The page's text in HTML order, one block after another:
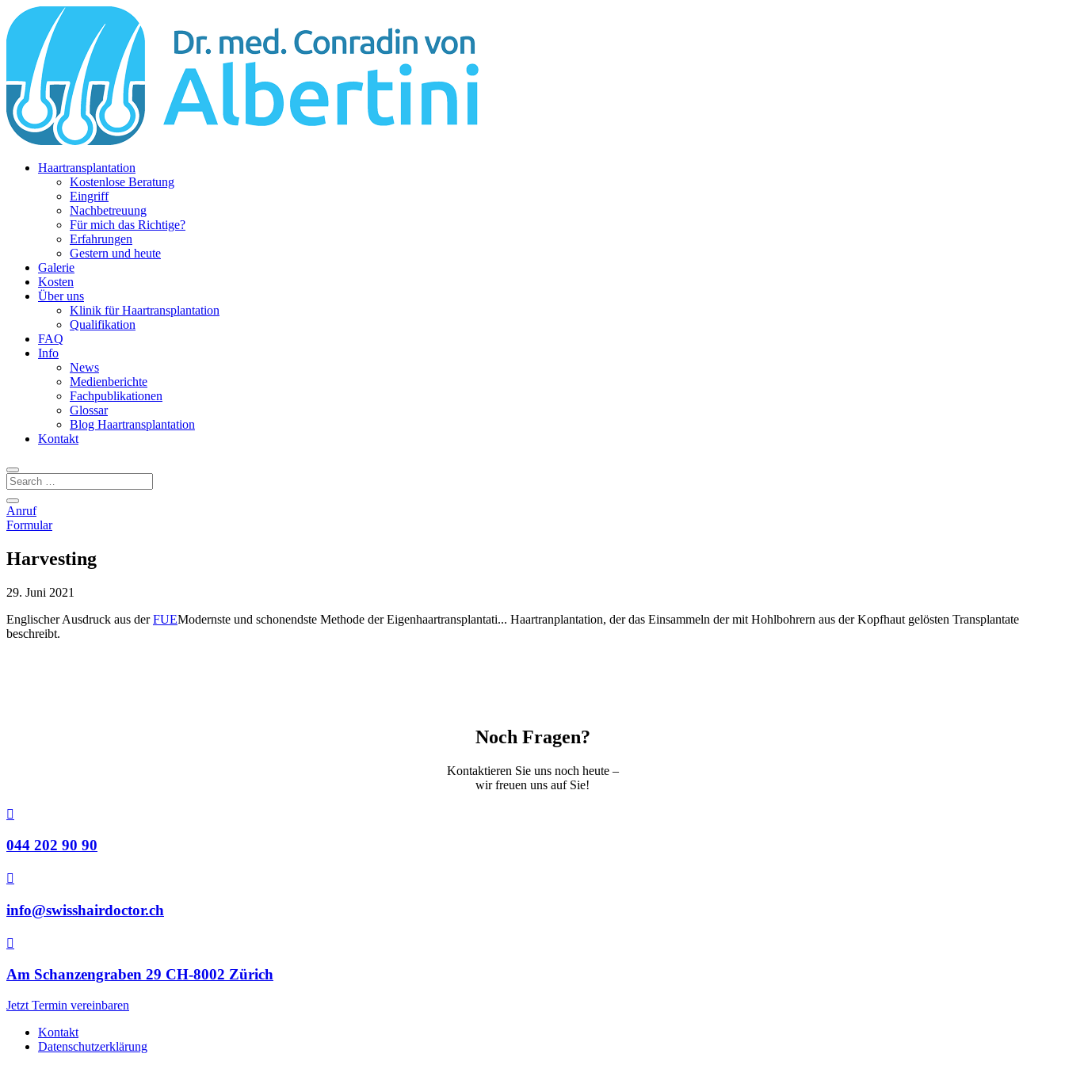
Haartransplantation
Kostenlose Beratung
Eingriff
Nachbetreuung
Für mich das Richtige?
Erfahrungen
Gestern und heute
Galerie
Kosten
Über uns
Klinik für Haartransplantation
Qualifikation
FAQ
Info
News
Medienberichte
Fachpublikationen
Glossar
Blog Haartransplantation
Kontakt
Anruf
Formular
Harvesting
29. Juni 2021
Englischer Ausdruck aus derFUEModernste und schonendste Methode der Eigenhaartransplantati... Haartranplantation, der das Einsammeln der mit Hohlbohrern aus der Kopfhaut gelösten Transplantate
beschreibt.
Noch Fragen?
Kontaktieren Sie uns noch heute –
wir freuen uns auf Sie!

044 202 90 90

info@swisshairdoctor.ch

Am Schanzengraben 29 CH-8002 Zürich
Jetzt Termin vereinbaren
Kontakt
Datenschutzerklärung